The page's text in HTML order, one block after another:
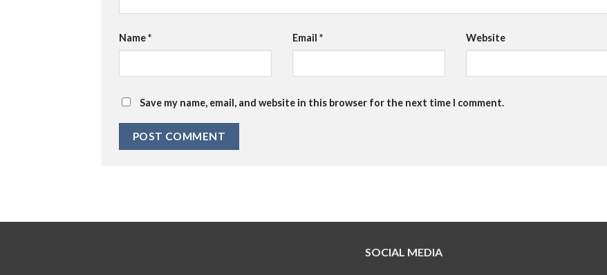
Name* Email * Website
Save my name, email, and website in this browser for the next time I comment.
SOCIAL MEDIA